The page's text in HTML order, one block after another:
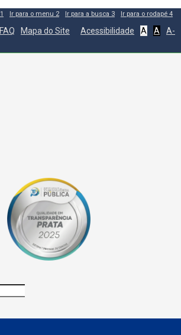
1 Ir para o menu 2 Ir para a busca 3 Ir para o rodapé 4
FAQ Mapa do Site Acessibilidade A A A-